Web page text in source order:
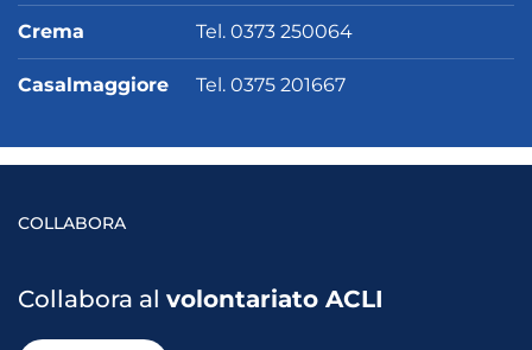
Crema Tel. 0373 250064
Casalmaggiore Tel. 0375 201667
COLLABORA
Collabora al volontariato ACLI